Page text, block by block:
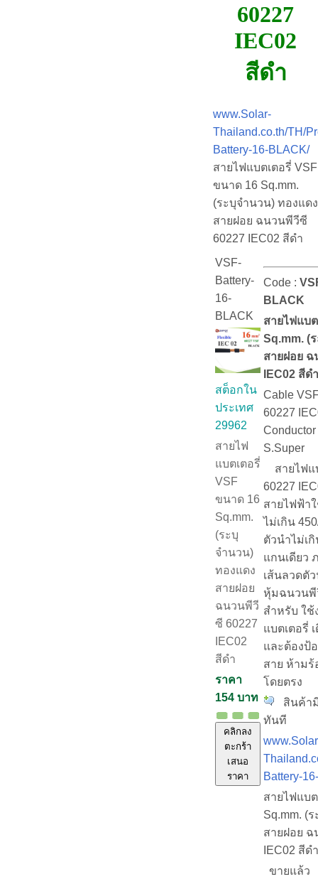
60227
IEC02
สีดำ
www.Solar-
Thailand.co.th/TH/
Battery-16-BLACK/
สายไฟแบตเตอรี่ VSF
ขนาด 16 Sq.mm.
(ระบุจำนวน) ทองแดง
สายฝอย ฉนวนพีวีซี
60227 IEC02 สีดำ
VSF-
Battery-
16-
BLACK
สต็อกใน
ประเทศ
29962
สายไฟ
แบตเตอรี่
VSF
ขนาด 16
Sq.mm.
(ระบุ
จำนวน)
ทองแดง
สายฝอย
ฉนวนพีวี
ซี 60227
IEC02
สีดำ
ราคา
154 บาท
คลิกลง
ตะกร้า
เสนอ
ราคา
Code :
BLACK
สายไฟแบ
Sq.mm. (
สายฝอย ฉ
IEC02 สีดำ
Cable
60227
S.Super
สายไฟแ
60227
สายไฟฟ้า
ไม่เกิน
ตัวนำไม่เ
แกนเดียว
เส้นลวดตั
หุ้มฉนวนพี
สำหรับ ใช้
แบตเตอรี่
และต้องป้
สาย ห้าม
โดยตรง
สินค้า
ทันที
Battery-
สายไฟแบ
Sq.mm. (
สายฝอย ฉ
IEC02 สีดำ
ขายแล้